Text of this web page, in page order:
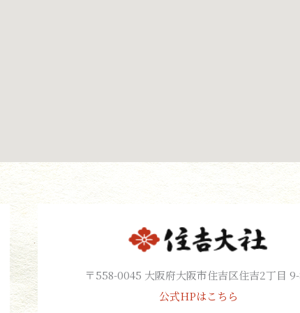
〒558-0045 大阪府大阪市住吉区住吉2丁目
公式HPはこちら